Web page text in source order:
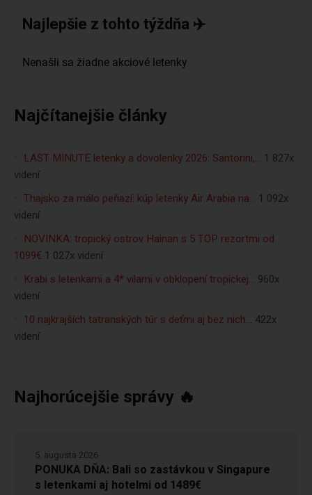
Najlepšie z tohto týždňa ✈️
Najčítanejšie články
LAST MINUTE letenky a dovolenky 2026: Santorini,… 1 827x
videní
Thajsko za málo peňazí: kúp letenky Air Arabia na… 1 092x
videní
NOVINKA: tropický ostrov Hainan s 5 TOP rezortmi od
1099€ 1 027x videní
Krabi s letenkami a 4* vilami v obklopení tropickej… 960x
videní
10 najkrajších tatranských túr s deťmi aj bez nich… 422x
videní
Najhorúcejšie správy 🔥
PONUKA DŇA: Bali so zastávkou v Singapure
s letenkami aj hotelmi od 1489€
5. augusta 2026